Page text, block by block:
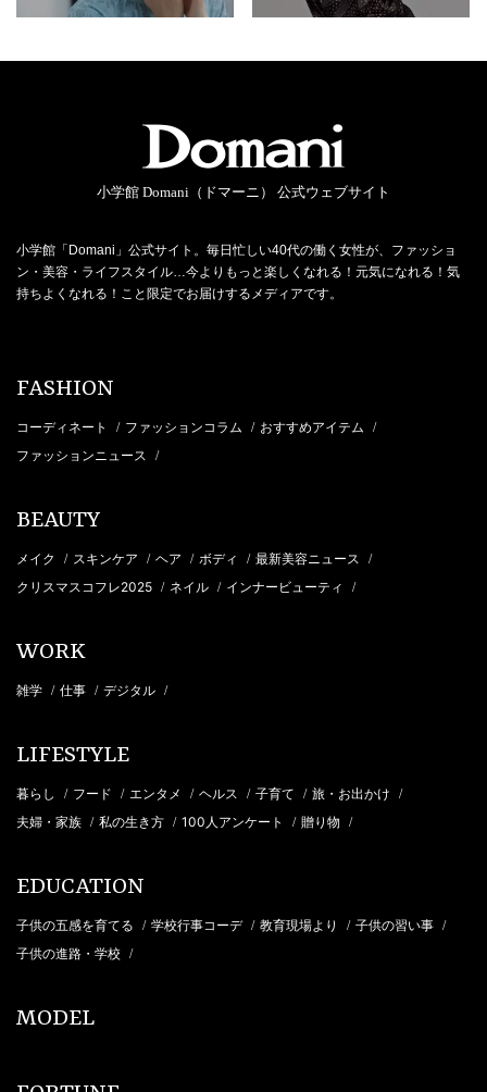
小学館 Domani（ドマーニ） 公式ウェブサイト
小学館「Domani」公式サイト。毎日忙しい40代の働く女性が、ファッショ
ン・美容・ライフスタイル…今よりもっと楽しくなれる！元気になれる！気
持ちよくなれる！こと限定でお届けするメディアです。
FASHION
コーディネート / ファッションコラム / おすすめアイテム /
ファッションニュース /
BEAUTY
メイク / スキンケア / ヘア / ボディ / 最新美容ニュース /
クリスマスコフレ2025 / ネイル / インナービューティ /
WORK
雑学 / 仕事 / デジタル /
LIFESTYLE
暮らし / フード / エンタメ / ヘルス / 子育て / 旅・お出かけ /
夫婦・家族 / 私の生き方 / 100人アンケート / 贈り物 /
EDUCATION
子供の五感を育てる / 学校行事コーデ / 教育現場より / 子供の習い事 /
子供の進路・学校 /
MODEL